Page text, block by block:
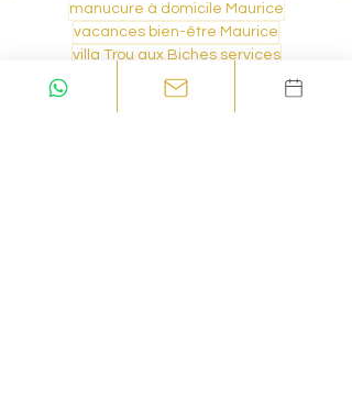
manucure à domicile Maurice
vacances bien-être Maurice
villa Trou aux Biches services
Royal Keys location villa
villa pour couple île Maurice